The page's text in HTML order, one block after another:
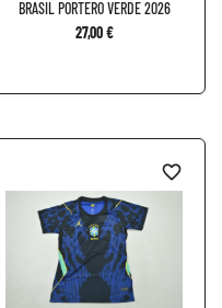
BRASIL PORTERO VERDE 2026
27,00 €
favorite_border